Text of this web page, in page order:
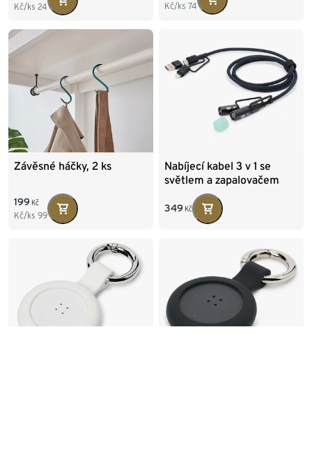
Kč/ks 24 Kč/ks 74
Závěsné háčky, 2 ks
199 Kč
Kč/ks 99
Nabíjecí kabel 3 v 1 se
světlem a zapalovačem
349 Kč